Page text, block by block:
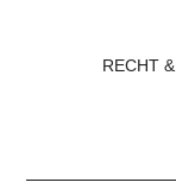
RECHT